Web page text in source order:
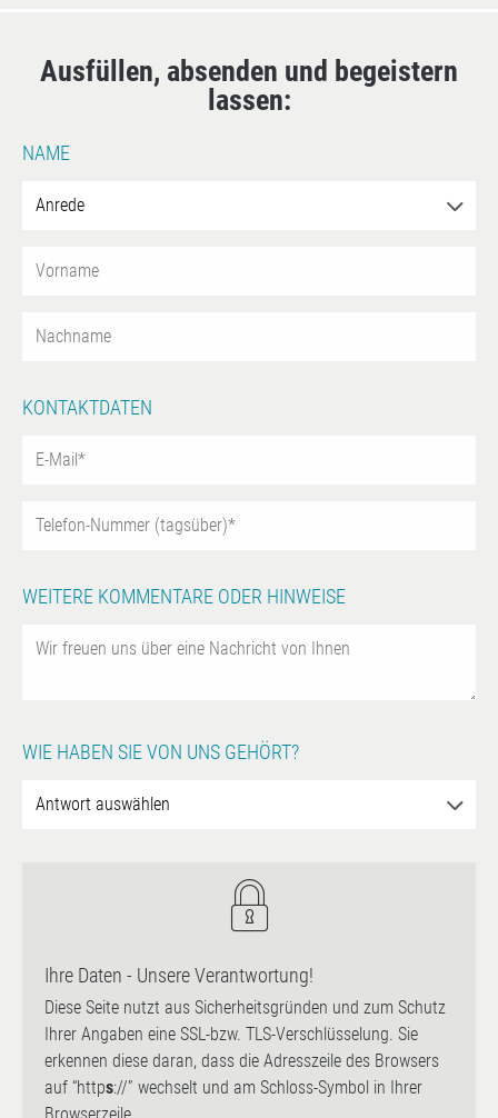
Ausfüllen, absenden und begeistern
lassen:
NAME
KONTAKTDATEN
WEITERE KOMMENTARE ODER HINWEISE
WIE HABEN SIE VON UNS GEHÖRT?
Ihre Daten - Unsere Verantwortung!
Diese Seite nutzt aus Sicherheitsgründen und zum Schutz
Ihrer Angaben eine SSL-bzw. TLS-Verschlüsselung. Sie
erkennen diese daran, dass die Adresszeile des Browsers
auf “https://” wechselt und am Schloss-Symbol in Ihrer